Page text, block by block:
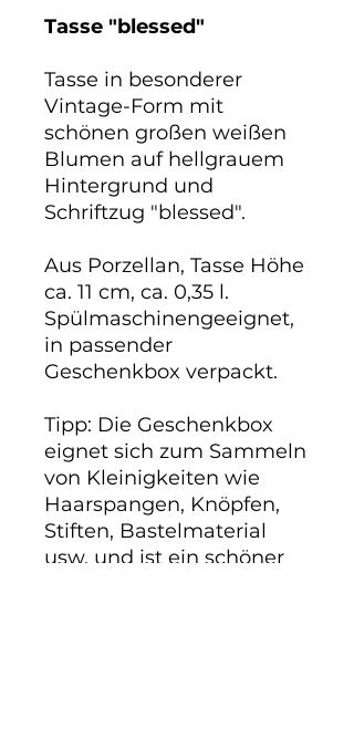
Tasse "blessed"
Tasse in besonderer
Vintage-Form mit
schönen großen weißen
Blumen auf hellgrauem
Hintergrund und
Schriftzug "blessed".
Aus Porzellan, Tasse Höhe
ca. 11 cm, ca. 0,35 l.
Spülmaschinengeeignet,
in passender
Geschenkbox verpackt.
Tipp: Die Geschenkbox
eignet sich zum Sammeln
von Kleinigkeiten wie
Haarspangen, Knöpfen,
Stiften, Bastelmaterial
usw. und ist ein schöner